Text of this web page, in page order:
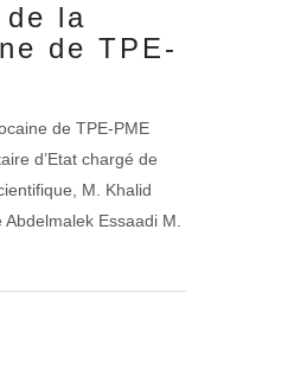
de la
de TPE-
de TPE-PME
d’Etat chargé de
M. Khalid
Essaadi M.